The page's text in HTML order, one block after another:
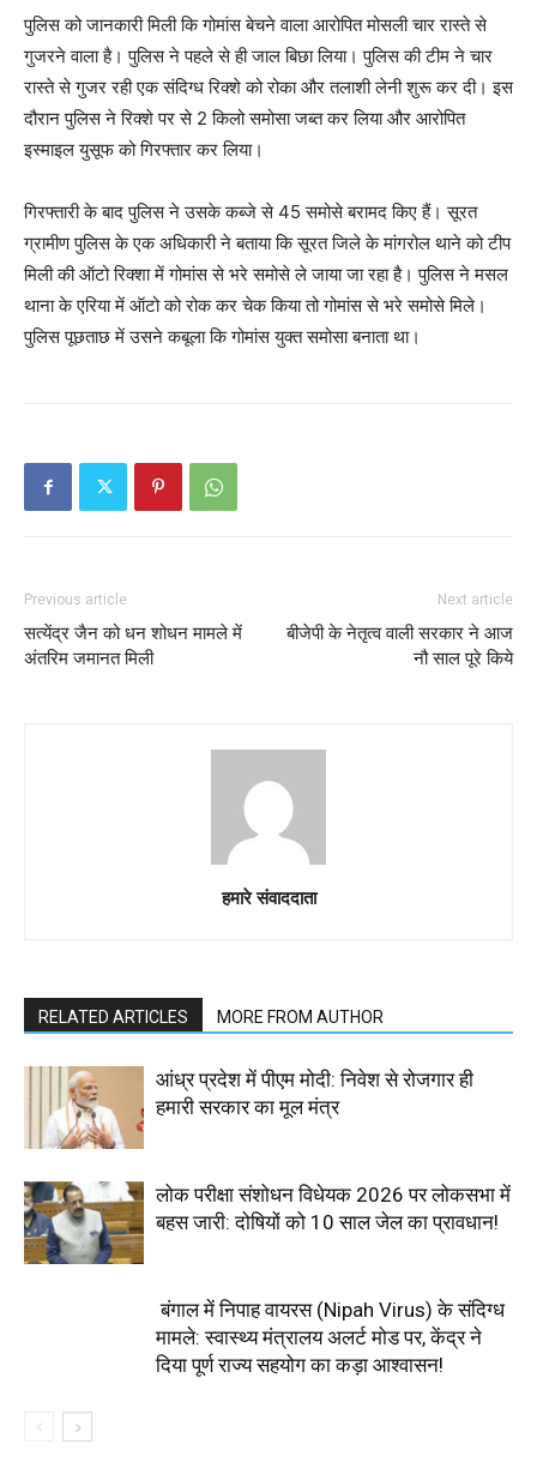
पुलिस को जानकारी मिली कि गोमांस बेचने वाला आरोपित मोसली चार रास्ते से
गुजरने वाला है। पुलिस ने पहले से ही जाल बिछा लिया। पुलिस की टीम ने चार
रास्ते से गुजर रही एक संदिग्ध रिक्शे को रोका और तलाशी लेनी शुरू कर दी। इस
दौरान पुलिस ने रिक्शे पर से 2 किलो समोसा जब्त कर लिया और आरोपित
इस्माइल युसूफ को गिरफ्तार कर लिया।
गिरफ्तारी के बाद पुलिस ने उसके कब्जे से 45 समोसे बरामद किए हैं। सूरत
ग्रामीण पुलिस के एक अधिकारी ने बताया कि सूरत जिले के मांगरोल थाने को टीप
मिली की ऑटो रिक्शा में गोमांस से भरे समोसे ले जाया जा रहा है। पुलिस ने मसल
थाना के एरिया में ऑटो को रोक कर चेक किया तो गोमांस से भरे समोसे मिले।
पुलिस पूछताछ में उसने कबूला कि गोमांस युक्त समोसा बनाता था।
Previous article
सत्येंद्र जैन को धन शोधन मामले में
अंतरिम जमानत मिली
Next article
बीजेपी के नेतृत्व वाली सरकार ने आज
नौ साल पूरे किये
हमारे संवाददाता
RELATED ARTICLES MORE FROM AUTHOR
आंध्र प्रदेश में पीएम मोदी: निवेश से रोजगार ही
हमारी सरकार का मूल मंत्र
लोक परीक्षा संशोधन विधेयक 2026 पर लोकसभा में
बहस जारी: दोषियों को 10 साल जेल का प्रावधान!
बंगाल में निपाह वायरस (Nipah Virus) के संदिग्ध
मामले: स्वास्थ्य मंत्रालय अलर्ट मोड पर, केंद्र ने
दिया पूर्ण राज्य सहयोग का कड़ा आश्वासन!